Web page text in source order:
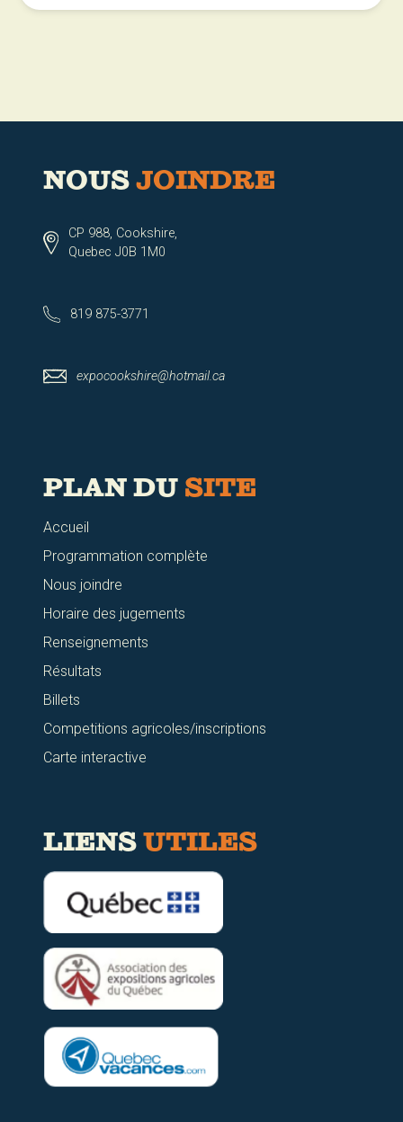
NOUS JOINDRE
CP 988, Cookshire,
Quebec J0B 1M0
819 875-3771
expocookshire@hotmail.ca
PLAN DU SITE
Accueil
Programmation complète
Nous joindre
Horaire des jugements
Renseignements
Résultats
Billets
Competitions agricoles/inscriptions
Carte interactive
LIENS UTILES